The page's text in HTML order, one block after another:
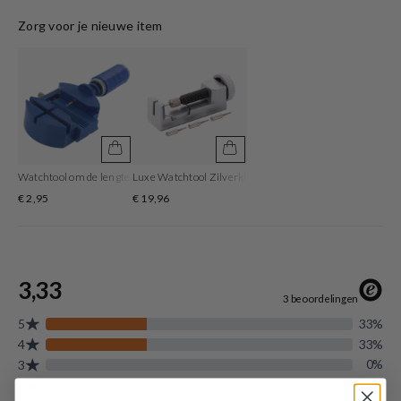
goud en is afgedekt met kwalitatief mineraalglas. De horlogekast is gemaakt
goud en heeft een breedte van 10 mm. De horlogeband is gemaakt van rvs .
Met dit prachtige horloge ben je elke dag op de hoogte van de juiste tijd!
Zorg voor je nieuwe item
Watchtool om de lengte van de horlogeband aan te passen
€ 2,95
Luxe Watchtool Zilverkleurig om je bandlengte aan te
€ 19,96